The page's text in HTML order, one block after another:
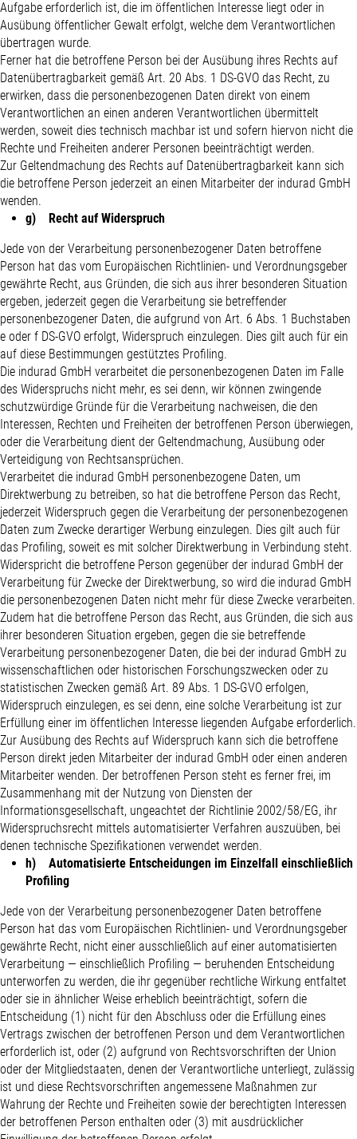
Aufgabe erforderlich ist, die im öffentlichen Interesse liegt oder in
Ausübung öffentlicher Gewalt erfolgt, welche dem Verantwortlichen
übertragen wurde.
Ferner hat die betroffene Person bei der Ausübung ihres Rechts auf
Datenübertragbarkeit gemäß Art. 20 Abs. 1 DS-GVO das Recht, zu
erwirken, dass die personenbezogenen Daten direkt von einem
Verantwortlichen an einen anderen Verantwortlichen übermittelt
werden, soweit dies technisch machbar ist und sofern hiervon nicht die
Rechte und Freiheiten anderer Personen beeinträchtigt werden.
Zur Geltendmachung des Rechts auf Datenübertragbarkeit kann sich
die betroffene Person jederzeit an einen Mitarbeiter der indurad GmbH
wenden.
g) Recht auf Widerspruch
Jede von der Verarbeitung personenbezogener Daten betroffene
Person hat das vom Europäischen Richtlinien- und Verordnungsgeber
gewährte Recht, aus Gründen, die sich aus ihrer besonderen Situation
ergeben, jederzeit gegen die Verarbeitung sie betreffender
personenbezogener Daten, die aufgrund von Art. 6 Abs. 1 Buchstaben
e oder f DS-GVO erfolgt, Widerspruch einzulegen. Dies gilt auch für ein
auf diese Bestimmungen gestütztes Profiling.
Die indurad GmbH verarbeitet die personenbezogenen Daten im Falle
des Widerspruchs nicht mehr, es sei denn, wir können zwingende
schutzwürdige Gründe für die Verarbeitung nachweisen, die den
Interessen, Rechten und Freiheiten der betroffenen Person überwiegen,
oder die Verarbeitung dient der Geltendmachung, Ausübung oder
Verteidigung von Rechtsansprüchen.
Verarbeitet die indurad GmbH personenbezogene Daten, um
Direktwerbung zu betreiben, so hat die betroffene Person das Recht,
jederzeit Widerspruch gegen die Verarbeitung der personenbezogenen
Daten zum Zwecke derartiger Werbung einzulegen. Dies gilt auch für
das Profiling, soweit es mit solcher Direktwerbung in Verbindung steht.
Widerspricht die betroffene Person gegenüber der indurad GmbH der
Verarbeitung für Zwecke der Direktwerbung, so wird die indurad GmbH
die personenbezogenen Daten nicht mehr für diese Zwecke verarbeiten.
Zudem hat die betroffene Person das Recht, aus Gründen, die sich aus
ihrer besonderen Situation ergeben, gegen die sie betreffende
Verarbeitung personenbezogener Daten, die bei der indurad GmbH zu
wissenschaftlichen oder historischen Forschungszwecken oder zu
statistischen Zwecken gemäß Art. 89 Abs. 1 DS-GVO erfolgen,
Widerspruch einzulegen, es sei denn, eine solche Verarbeitung ist zur
Erfüllung einer im öffentlichen Interesse liegenden Aufgabe erforderlich.
Zur Ausübung des Rechts auf Widerspruch kann sich die betroffene
Person direkt jeden Mitarbeiter der indurad GmbH oder einen anderen
Mitarbeiter wenden. Der betroffenen Person steht es ferner frei, im
Zusammenhang mit der Nutzung von Diensten der
Informationsgesellschaft, ungeachtet der Richtlinie 2002/58/EG, ihr
Widerspruchsrecht mittels automatisierter Verfahren auszuüben, bei
denen technische Spezifikationen verwendet werden.
h) Automatisierte Entscheidungen im Einzelfall einschließlich
Profiling
Jede von der Verarbeitung personenbezogener Daten betroffene
Person hat das vom Europäischen Richtlinien- und Verordnungsgeber
gewährte Recht, nicht einer ausschließlich auf einer automatisierten
Verarbeitung — einschließlich Profiling — beruhenden Entscheidung
unterworfen zu werden, die ihr gegenüber rechtliche Wirkung entfaltet
oder sie in ähnlicher Weise erheblich beeinträchtigt, sofern die
Entscheidung (1) nicht für den Abschluss oder die Erfüllung eines
Vertrags zwischen der betroffenen Person und dem Verantwortlichen
erforderlich ist, oder (2) aufgrund von Rechtsvorschriften der Union
oder der Mitgliedstaaten, denen der Verantwortliche unterliegt, zulässig
ist und diese Rechtsvorschriften angemessene Maßnahmen zur
Wahrung der Rechte und Freiheiten sowie der berechtigten Interessen
der betroffenen Person enthalten oder (3) mit ausdrücklicher